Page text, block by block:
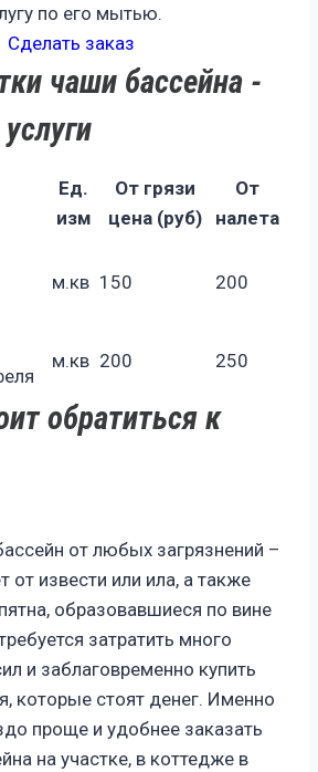
по его мытью.
Сделать заказ
чаши бассейна -
Ед.
изм
От грязи
цена (руб)
От
налета
м.кв 150 200
м.кв 200 250
обратиться к
от любых загрязнений –
от извести или ила, а также
образовавшиеся по вине
затратить много
и заблаговременно купить
которые стоят денег. Именно
проще и удобнее заказать
на участке, в коттедже в